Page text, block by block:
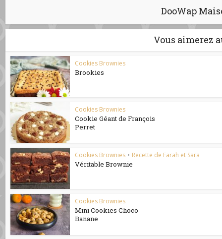
DooWap
Vous aimerez
Cookies Brownies
Brookies
Cookies Brownies
Cookie Géant de François
Perret
Cookies Brownies • Recette de Farah et Sara
Véritable Brownie
Cookies Brownies
Mini Cookies Choco
Banane